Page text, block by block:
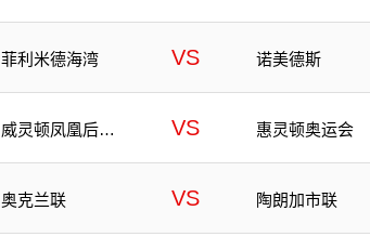
菲利米德海湾 VS 诺美德斯
威灵顿凤凰后备
VS 惠灵顿奥运会
奥克兰联 VS 陶朗加市联